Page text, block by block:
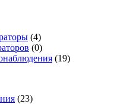
(4)
(0)
(19)
(23)